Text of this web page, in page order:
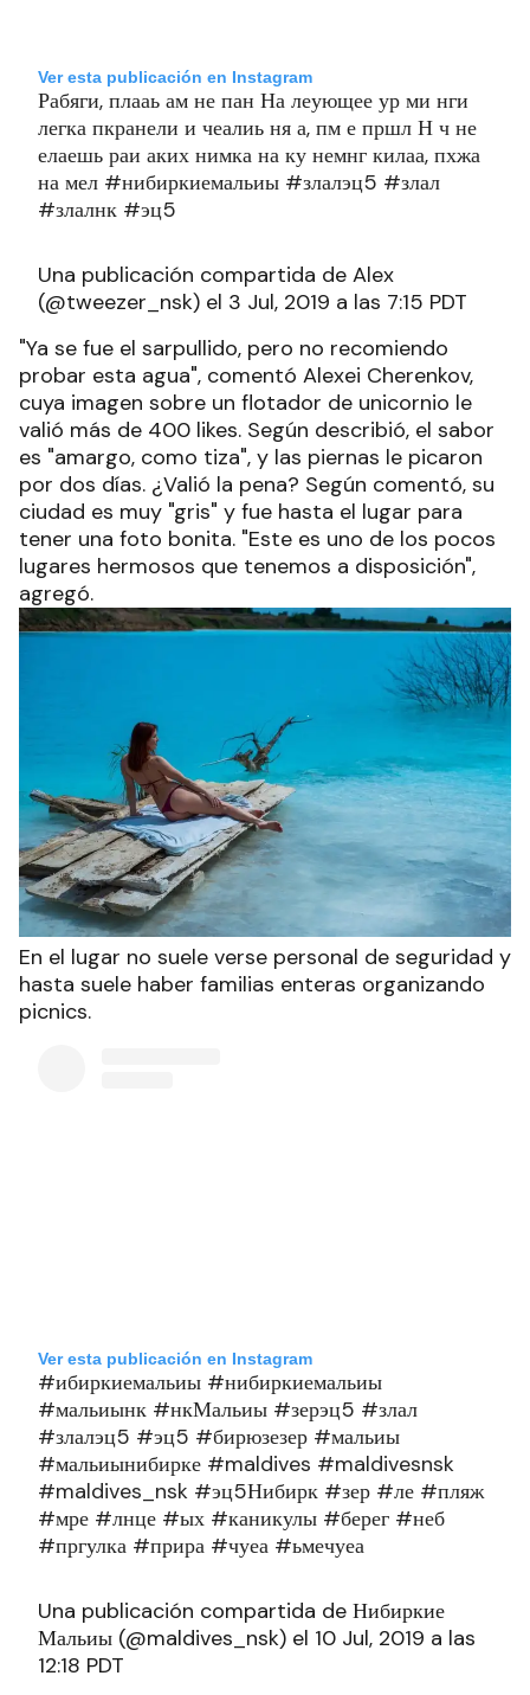
Ver esta publicación en Instagram
Рабяги, плааь ам не пан На леующее ур ми нги
легка пкранели и чеалиь ня а, пм е пршл Н ч не
елаешь раи аких нимка на ку немнг килаа, пхжа
на мел #нибиркиемальиы #злалэц5 #злал
#злалнк #эц5
Una publicación compartida de Alex
(@tweezer_nsk) el 3 Jul, 2019 a las 7:15 PDT
"Ya se fue el sarpullido, pero no recomiendo
probar esta agua", comentó Alexei Cherenkov,
cuya imagen sobre un flotador de unicornio le
valió más de 400 likes. Según describió, el sabor
es "amargo, como tiza", y las piernas le picaron
por dos días. ¿Valió la pena? Según comentó, su
ciudad es muy "gris" y fue hasta el lugar para
tener una foto bonita. "Este es uno de los pocos
lugares hermosos que tenemos a disposición",
agregó.
En el lugar no suele verse personal de seguridad y
hasta suele haber familias enteras organizando
picnics.
Ver esta publicación en Instagram
#ибиркиемальиы #нибиркиемальиы
#мальиынк #нкМальиы #зерэц5 #злал
#злалэц5 #эц5 #бирюзезер #мальиы
#мальиынибирке #maldives #maldivesnsk
#maldives_nsk #эц5Нибирк #зер #ле #пляж
#мре #лнце #ых #каникулы #берег #неб
#пргулка #прира #чуеа #ьмечуеа
Una publicación compartida de Нибиркие
Мальиы (@maldives_nsk) el 10 Jul, 2019 a las
12:18 PDT